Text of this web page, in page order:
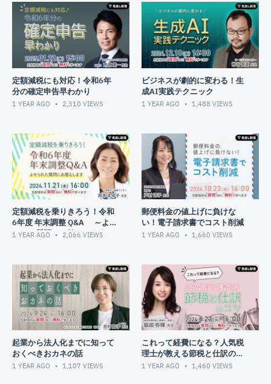
定額減税にも対応！令和6年
分の確定申告早わかり
1 YEAR AGO 2,310 VIEWS
ビジネスが劇的に変わる！生
成AI実践テクニック
1 YEAR AGO 1,488 VIEWS
定額減税を乗りきろう！令和
6年度 年末調整 Q&A ～よせ
られた質問にお答えします～
1 YEAR AGO 2,066 VIEWS
郵便料金の値上げに負けな
い！電子請求書でコスト削減
1 YEAR AGO 1,660 VIEWS
起業から法人化までに知って
おくべきおカネの話
1 YEAR AGO 1,107 VIEWS
これって経費になる？人気税
理士が教える節税と仕訳のコ
ツ
1 YEAR AGO 1,460 VIEWS